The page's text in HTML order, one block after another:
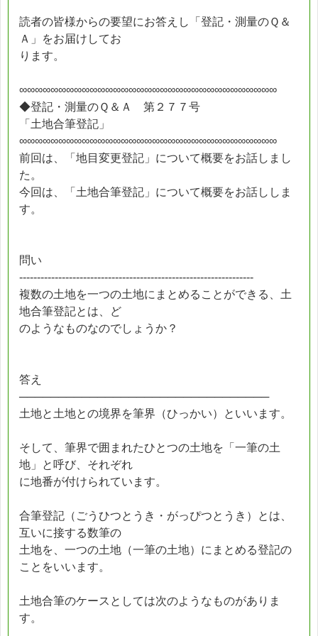
読者の皆様からの要望にお答えし「登記・測量のＱ＆
Ａ」をお届けしてお
ります。
∞∞∞∞∞∞∞∞∞∞∞∞∞∞∞∞∞∞∞∞∞∞∞∞∞∞∞∞∞∞∞∞∞
◆登記・測量のＱ＆Ａ 第２７７号
「土地合筆登記」
∞∞∞∞∞∞∞∞∞∞∞∞∞∞∞∞∞∞∞∞∞∞∞∞∞∞∞∞∞∞∞∞∞
前回は、「地目変更登記」について概要をお話しまし
た。
今回は、「土地合筆登記」について概要をお話ししま
す。
問い
------------------------------------------------------------------
複数の土地を一つの土地にまとめることができる、土
地合筆登記とは、ど
のようなものなのでしょうか？
答え
────────────────────────────────
土地と土地との境界を筆界（ひっかい）といいます。
そして、筆界で囲まれたひとつの土地を「一筆の土
地」と呼び、それぞれ
に地番が付けられています。
合筆登記（ごうひつとうき・がっぴつとうき）とは、
互いに接する数筆の
土地を、一つの土地（一筆の土地）にまとめる登記の
ことをいいます。
土地合筆のケースとしては次のようなものがありま
す。